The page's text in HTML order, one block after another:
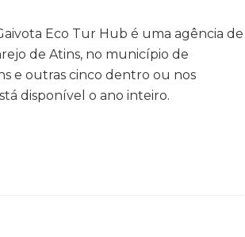
Eco Tur Hub é uma agência de
de Atins, no município de
e outras cinco dentro ou nos
disponível o ano inteiro.